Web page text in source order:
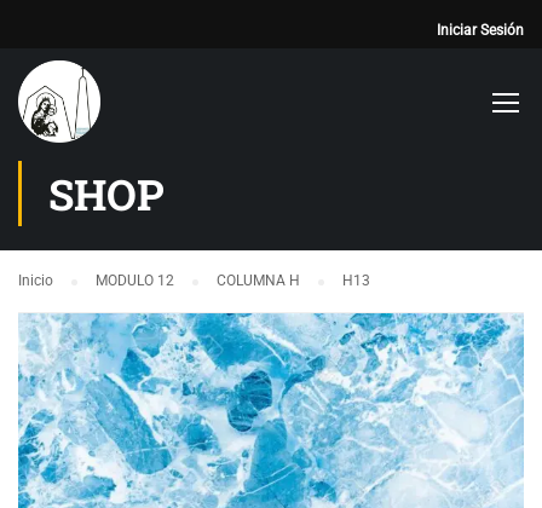
Iniciar Sesión
SHOP
Inicio MODULO 12 COLUMNA H H13